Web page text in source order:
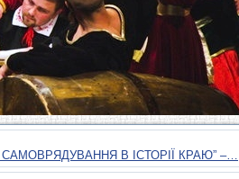
В ІСТОРІЇ КРАЮ” –…